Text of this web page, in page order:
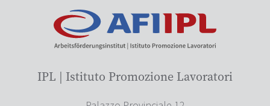
IPL | Istituto Promozione Lavoratori